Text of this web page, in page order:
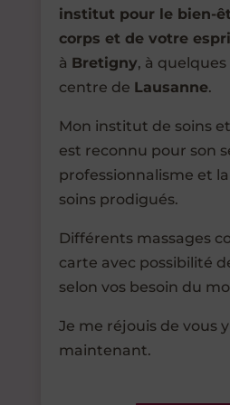
institut pour le bien-
corps et de votre
à Bretigny, à
centre de Lausanne.
Mon institut de soins
est reconnu pour son
professionnalisme et
soins prodigués.
Différents massages
carte avec possibilité
selon vos besoin du
Je me réjouis de vous
maintenant.